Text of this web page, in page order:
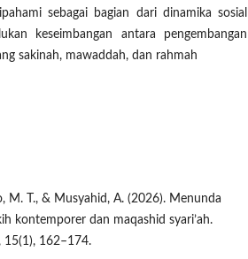
sebagai bagian dari dinamika sosial
keseimbangan antara pengembangan
sakinah, mawaddah, dan rahmah
M. T., & Musyahid, A. (2026). Menunda
kontemporer dan maqashid syari’ah.
15(1), 162–174.